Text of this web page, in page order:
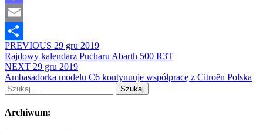
Mastodon
Email
Share
PREVIOUS 29 gru 2019
Rajdowy kalendarz Pucharu Abarth 500 R3T
NEXT 29 gru 2019
Ambasadorka modelu C6 kontynuuje współpracę z Citroën Polska
Szukaj:
Archiwum: